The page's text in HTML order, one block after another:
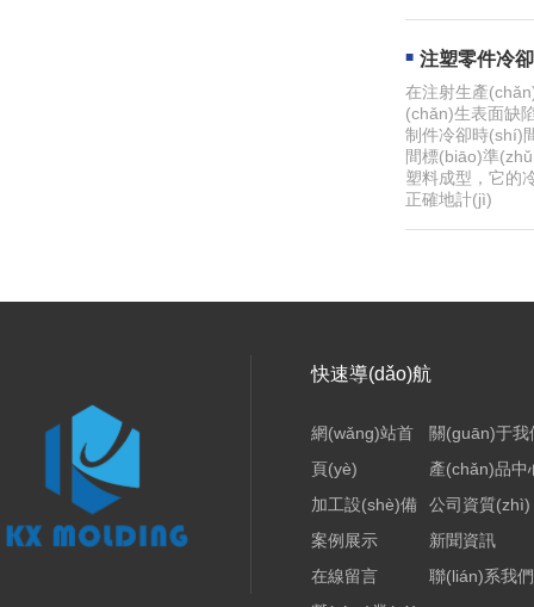
注塑零件冷
在注射生產
(chǎn)生表面缺
制件冷卻時(shí)
間標(biāo)準
塑料成型，它的
正確地計(jì)
快速導(dǎo)航
網(wǎng)站首
頁(yè)
關(guān)于我
產(chǎn)品中
加工設(shè)備
公司資質(zhì)
案例展示
新聞資訊
在線留言
聯(lián)系我們